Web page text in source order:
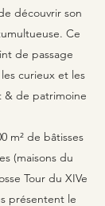
découvrir son
Ce
de passage
curieux et les
& de patrimoine
m² de bâtisses
(maisons du
Tour du XIVe
présentent le